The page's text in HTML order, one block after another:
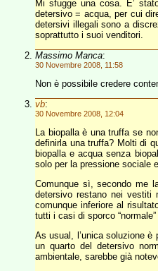
Mi sfugge una cosa. E’
detersivo = acqua, per cui
detersivi illegali sono a
soprattutto i suoi venditori.
Massimo Manca:
30 Novembre 2008, 11:58
Non è possibile credere
vb:
30 Novembre 2008, 12:04
La biopalla è una truffa se
definirla una truffa? Molti di
biopalla e acqua senza
solo per la pressione sociale
Comunque sì, secondo me
detersivo restano nei vestiti
comunque inferiore al
tutti i casi di sporco
As usual, l’unica soluzione
un quarto del detersivo
ambientale, sarebbe già